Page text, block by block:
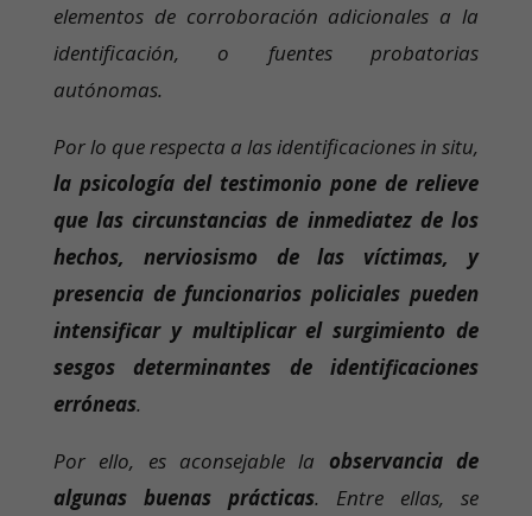
elementos de corroboración adicionales a la
identificación, o fuentes probatorias
autónomas.
Por lo que respecta a las identificaciones in situ,
la psicología del testimonio pone de relieve
que las circunstancias de inmediatez de los
hechos, nerviosismo de las víctimas, y
presencia de funcionarios policiales pueden
intensificar y multiplicar el surgimiento de
sesgos determinantes de identificaciones
erróneas.
Por ello, es aconsejable la observancia de
algunas buenas prácticas. Entre ellas, se